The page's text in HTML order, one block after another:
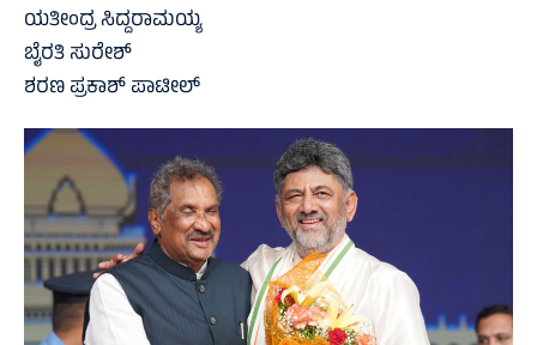
ಯತೀಂದ್ರ ಸಿದ್ದರಾಮಯ್ಯ
ಬೈರತಿ ಸುರೇಶ್‌
ಶರಣ ಪ್ರಕಾಶ್‌ ಪಾಟೀಲ್‌